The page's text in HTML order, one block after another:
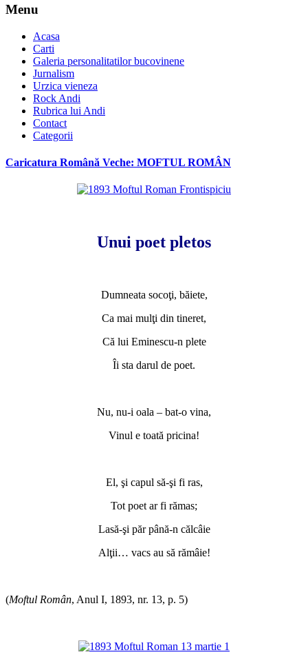
Menu
Acasa
Carti
Galeria personalitatilor bucovinene
Jurnalism
Urzica vieneza
Rock Andi
Rubrica lui Andi
Contact
Categorii
Caricatura Română Veche: MOFTUL ROMÂN
Unui poet pletos
Dumneata socoţi, băiete,
Ca mai mulţi din tineret,
Că lui Eminescu-n plete
Îi sta darul de poet.
Nu, nu-i oala – bat-o vina,
Vinul e toată pricina!
El, şi capul să-şi fi ras,
Tot poet ar fi rămas;
Lasă-şi păr până-n călcâie
Alţii… vacs au să rămâie!
(Moftul Român, Anul I, 1893, nr. 13, p. 5)